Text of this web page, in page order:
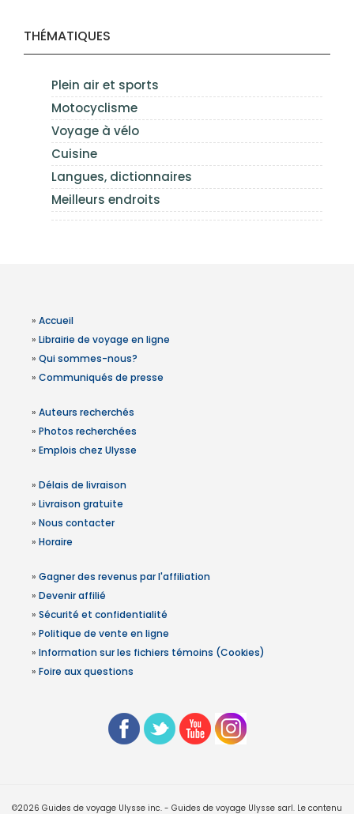
THÉMATIQUES
Plein air et sports
Motocyclisme
Voyage à vélo
Cuisine
Langues, dictionnaires
Meilleurs endroits
» Accueil
» Librairie de voyage en ligne
» Qui sommes-nous?
» Communiqués de presse
» Auteurs recherchés
» Photos recherchées
» Emplois chez Ulysse
» Délais de livraison
» Livraison gratuite
» Nous contacter
» Horaire
» Gagner des revenus par l'affiliation
» Devenir affilié
» Sécurité et confidentialité
» Politique de vente en ligne
» Information sur les fichiers témoins (Cookies)
» Foire aux questions
©2026 Guides de voyage Ulysse inc. - Guides de voyage Ulysse sarl. Le contenu